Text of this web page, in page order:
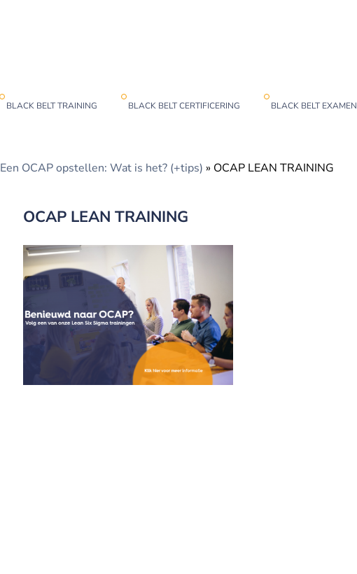
BLACK BELT TRAINING BLACK BELT CERTIFICERING BLACK BELT EXAMEN
Een OCAP opstellen: Wat is het? (+tips) » OCAP LEAN TRAINING
OCAP LEAN TRAINING